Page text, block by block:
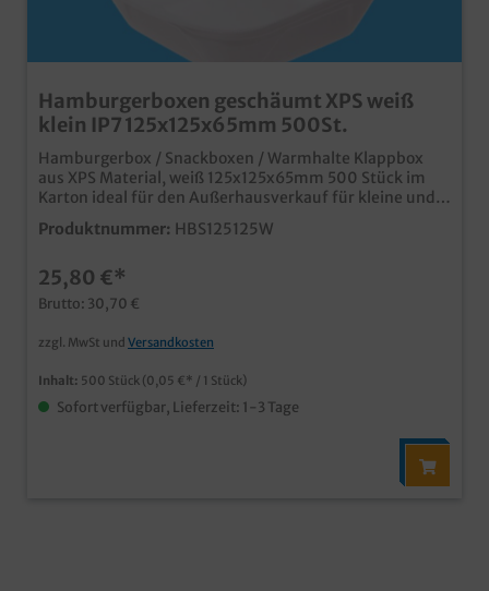
Hamburgerboxen geschäumt XPS weiß
klein IP7 125x125x65mm 500St.
Hamburgerbox / Snackboxen / Warmhalte Klappbox
aus XPS Material, weiß 125x125x65mm 500 Stück im
Karton ideal für den Außerhausverkauf für kleine und
normale Hamburger Warmhaltefunktion durch
Schaumstoff natürlich lebensmittelecht
Produktnummer: HBS125125W
25,80 €*
Brutto: 30,70 €
zzgl. MwSt und Versandkosten
Inhalt: 500 Stück (0,05 €* / 1 Stück)
Sofort verfügbar, Lieferzeit: 1-3 Tage